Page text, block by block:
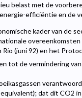
belast met de
efficiëntie en de
kader van de
Rio (juni 92) en het
tot de vermindering
dat dit CO2